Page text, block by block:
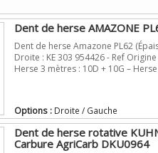
Dent de herse AMAZONE
Dent de herse Amazone PL62
Droite : KE 303 954426 - Ref
Herse 3 mètres : 10D + 10G –
Options : Droite / Gauche
Dent de herse rotative
Carbure AgriCarb DKU0964